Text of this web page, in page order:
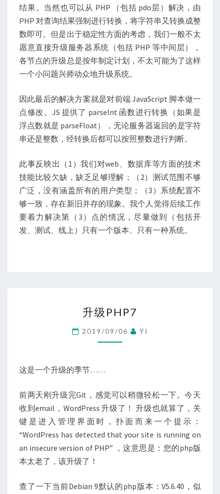
结果。当然也可以从 PHP （包括 pdo层）解决，由
PHP 对查询结果强制进行转换，将字符串又转换成整
数即可。但是出于稳定性方面的考虑，我们一般不太
愿意直接升级服务器系统（包括 PHP 等中间层），
各节点的升级总是按年制定计划，不太可能为了这样
一个小问题兴师动众地升级系统。
因此最后的解决方案就是对前端 JavaScript 脚本做一
点修改。JS 提供了 parseInt 函数进行转换（如果是
浮点数就是 parseFloat），无论服务器返回的是字符
串还是整数，经转换后都可以按照整数进行判断。
此事反映出（1）我们对web、数据库等方面的技术
技能比较欠缺，缺乏足够理解；（2）测试范围不够
广泛，没有涵盖所有的用户类型；（3）系统配置不
够一致，存在新旧并存的现象。我个人觉得后续工作
要着力解决第（3）点的情况，尽量做到（包括开
发、测试、线上）只有一个版本、只有一种系统。
级
PHP7
升级PHP7
2019/09/06 YI
这是一个升级的季节……
前两天刚升级完Git，感觉可以稍微轻松一下。今天
收到email，WordPress 升级了！ 升级也就算了，关
键是进入管理界面时，扑面而来一个提示：
“WordPress has detected that your site is running on
an insecure version of PHP” ，这意思是：您的php版
本太老了，该升级了！
查了一下当前Debian 9默认的php版本：V5.6.40，似